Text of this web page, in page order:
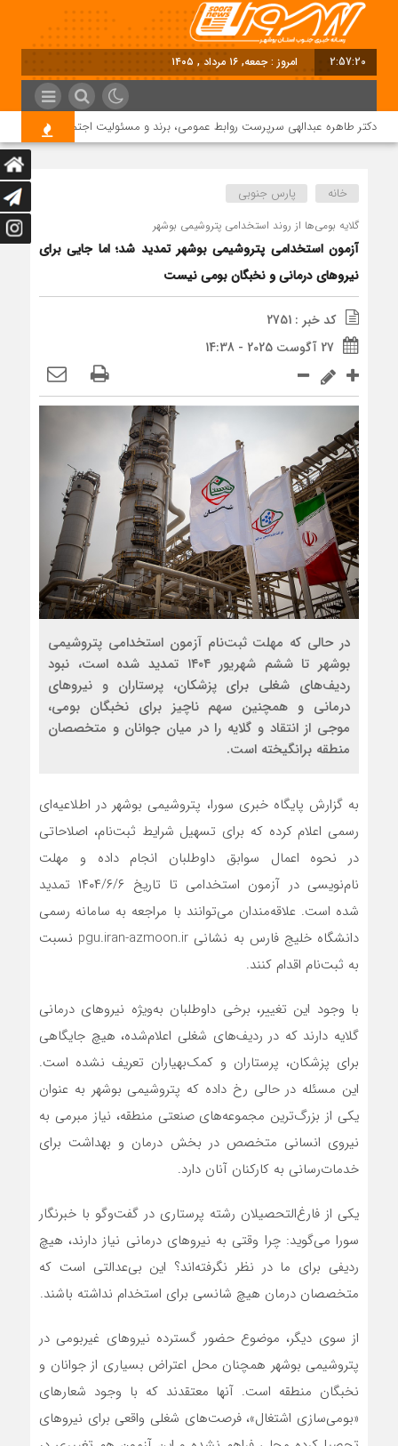
2:57:20 امروز : جمعه, ۱۶ مرداد , ۱۴۰۵
دکتر طاهره عبدالهی سرپرست روابط عمومی، برند و مسئولیت اجتماعی دماوند
خانه پارس جنوبی
گلایه‌ بومی‌ها از روند استخدامی پتروشیمی بوشهر
آزمون استخدامی پتروشیمی بوشهر تمدید شد؛ اما جایی برای
نیروهای درمانی و نخبگان بومی نیست
کد خبر : 2751
27 آگوست 2025 - 14:38
در حالی که مهلت ثبت‌نام آزمون استخدامی پتروشیمی
بوشهر تا ششم شهریور ۱۴۰۴ تمدید شده است، نبود
ردیف‌های شغلی برای پزشکان، پرستاران و نیروهای
درمانی و همچنین سهم ناچیز برای نخبگان بومی،
موجی از انتقاد و گلایه را در میان جوانان و متخصصان
منطقه برانگیخته است.
به گزارش پایگاه خبری سورا، پتروشیمی بوشهر در اطلاعیه‌ای
رسمی اعلام کرده که برای تسهیل شرایط ثبت‌نام، اصلاحاتی
در نحوه اعمال سوابق داوطلبان انجام داده و مهلت
نام‌نویسی در آزمون استخدامی تا تاریخ ۱۴۰۴/۶/۶ تمدید
شده است. علاقه‌مندان می‌توانند با مراجعه به سامانه رسمی
دانشگاه خلیج فارس به نشانی pgu.iran-azmoon.ir نسبت
به ثبت‌نام اقدام کنند.
با وجود این تغییر، برخی داوطلبان به‌ویژه نیروهای درمانی
گلایه دارند که در ردیف‌های شغلی اعلام‌شده، هیچ جایگاهی
برای پزشکان، پرستاران و کمک‌بهیاران تعریف نشده است.
این مسئله در حالی رخ داده که پتروشیمی بوشهر به عنوان
یکی از بزرگ‌ترین مجموعه‌های صنعتی منطقه، نیاز مبرمی به
نیروی انسانی متخصص در بخش درمان و بهداشت برای
خدمات‌رسانی به کارکنان آنان دارد.
یکی از فارغ‌التحصیلان رشته پرستاری در گفت‌وگو با خبرنگار
سورا می‌گوید: چرا وقتی به نیروهای درمانی نیاز دارند، هیچ
ردیفی برای ما در نظر نگرفته‌اند؟ این بی‌عدالتی است که
متخصصان درمان هیچ شانسی برای استخدام نداشته باشند.
از سوی دیگر، موضوع حضور گسترده نیروهای غیربومی در
پتروشیمی بوشهر همچنان محل اعتراض بسیاری از جوانان و
نخبگان منطقه است. آنها معتقدند که با وجود شعارهای
«بومی‌سازی اشتغال»، فرصت‌های شغلی واقعی برای نیروهای